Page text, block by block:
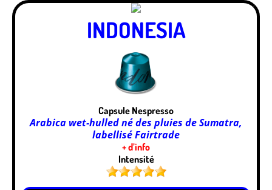
INDONESIA
Capsule Nespresso
Arabica wet-hulled né des pluies de Sumatra,
labellisé Fairtrade
+ d’info
Intensité